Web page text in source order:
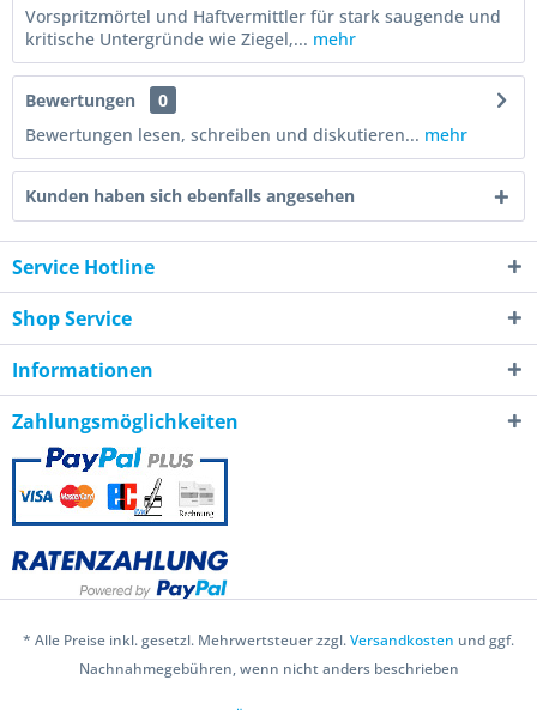
Vorspritzmörtel und Haftvermittler für stark saugende und
kritische Untergründe wie Ziegel,... mehr
Bewertungen
0
Bewertungen lesen, schreiben und diskutieren... mehr
Kunden haben sich ebenfalls angesehen
Service Hotline
Shop Service
Informationen
Zahlungsmöglichkeiten
* Alle Preise inkl. gesetzl. Mehrwertsteuer zzgl.Versandkosten und ggf.
Nachnahmegebühren, wenn nicht anders beschrieben